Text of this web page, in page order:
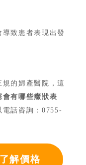
致患者表現出發
的婦產醫院，這
會有哪些癥狀表
電話咨詢：0755-
了解價格